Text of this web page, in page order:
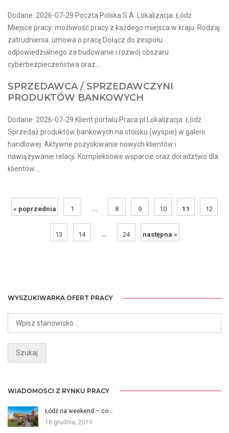
Dodane: 2026-07-29 Poczta Polska S.A. Lokalizacja: Łódź
Miejsce pracy: możliwość pracy z każdego miejsca w kraju ​ Rodzaj
zatrudnienia: umowa o pracę Dołącz do zespołu
odpowiedzialnego za budowanie i rozwój obszaru
cyberbezpieczeństwa oraz...
SPRZEDAWCA / SPRZEDAWCZYNI
PRODUKTÓW BANKOWYCH
Dodane: 2026-07-29 Klient portalu Praca.pl Lokalizacja: Łódź
Sprzedaż produktów bankowych na stoisku (wyspie) w galerii
handlowej. Aktywne pozyskiwanie nowych klientów i
nawiązywanie relacji. Kompleksowe wsparcie oraz doradztwo dla
klientów....
« poprzednia 1 ... 8 9 10 11 12
13 14 ... 24 następna »
WYSZUKIWARKA OFERT PRACY
WIADOMOŚCI Z RYNKU PRACY
Łódź na weekend – co…
18 grudnia, 2019